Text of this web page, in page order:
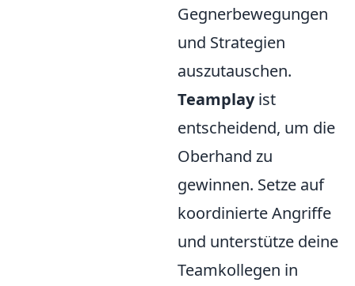
Gegnerbewegungen
und Strategien
auszutauschen.
Teamplayist
entscheidend, um die
Oberhand zu
gewinnen. Setze auf
koordinierte Angriffe
und unterstütze deine
Teamkollegen in